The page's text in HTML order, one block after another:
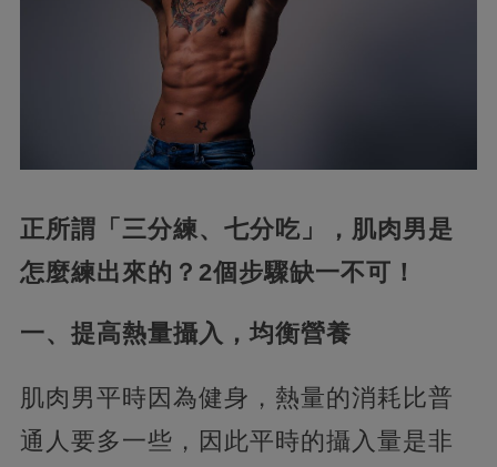
正所謂「三分練、七分吃」，肌肉男是
怎麼練出來的？2個步驟缺一不可！
一、提高熱量攝入，均衡營養
肌肉男平時因為健身，熱量的消耗比普
通人要多一些，因此平時的攝入量是非